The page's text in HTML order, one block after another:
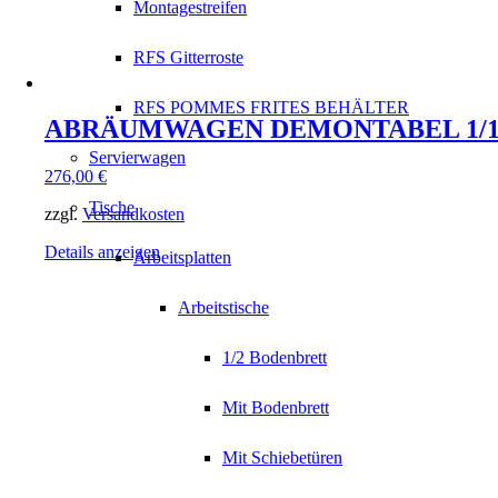
Montagestreifen
RFS Gitterroste
RFS POMMES FRITES BEHÄLTER
Servierwagen
Tische
Arbeitsplatten
Arbeitstische
1/2 Bodenbrett
Mit Bodenbrett
Mit Schiebetüren
ABRÄUMWAGEN DEMONTABEL 1/
276,00 €
zzgl. Versandkosten
Details anzeigen